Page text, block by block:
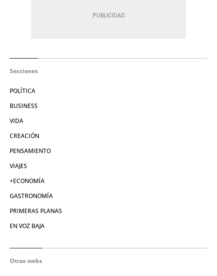
Secciones
POLÍTICA
BUSINESS
VIDA
CREACIÓN
PENSAMIENTO
VIAJES
+ECONOMÍA
GASTRONOMÍA
PRIMERAS PLANAS
EN VOZ BAJA
Otras webs